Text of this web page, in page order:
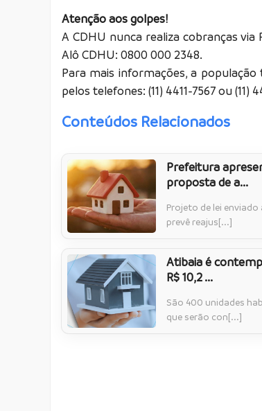
Atenção aos golpes!
A CDHU nunca realiza cobranças
Alô CDHU: 0800 000 2348.
Para mais informações, a
pelos telefones: (11) 4411-7567 ou (11)
Conteúdos Relacionados
Prefeitura
proposta de a...
Projeto de lei enviado
prevê reajus[...]
Atibaia é
R$ 10,2 ...
São 400 unidades
que serão con[...]